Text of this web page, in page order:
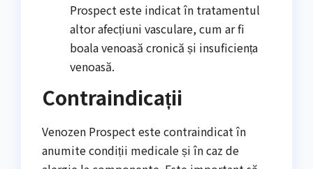
Prospect este indicat în tratamentul
altor afecțiuni vasculare, cum ar fi
boala venoasă cronică și insuficiența
venoasă.
Contraindicații
Venozen Prospect este contraindicat în
anumite condiții medicale și în caz de